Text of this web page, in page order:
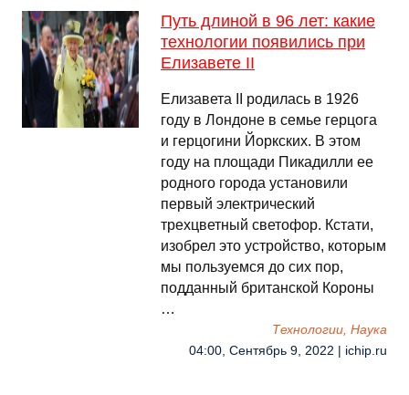
Путь длиной в 96 лет: какие
технологии появились при
Елизавете II
Елизавета II родилась в 1926
году в Лондоне в семье герцога
и герцогини Йоркских. В этом
году на площади Пикадилли ее
родного города установили
первый электрический
трехцветный светофор. Кстати,
изобрел это устройство, которым
мы пользуемся до сих пор,
подданный британской Короны
…
Технологии, Наука
04:00, Сентябрь 9, 2022 | ichip.ru